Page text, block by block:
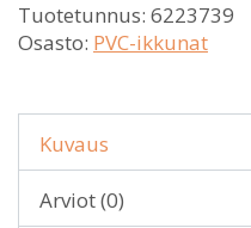
Tuotetunnus: 6223739
Osasto: PVC-ikkunat
Kuvaus
Arviot (0)